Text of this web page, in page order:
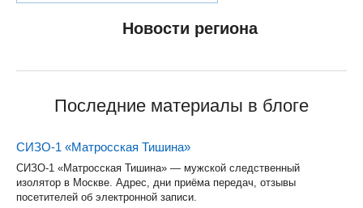
Новости региона
Последние материалы в блоге
СИЗО-1 «Матросская Тишина»
СИЗО-1 «Матросская Тишина» — мужской следственный
изолятор в Москве. Адрес, дни приёма передач, отзывы
посетителей об электронной записи.